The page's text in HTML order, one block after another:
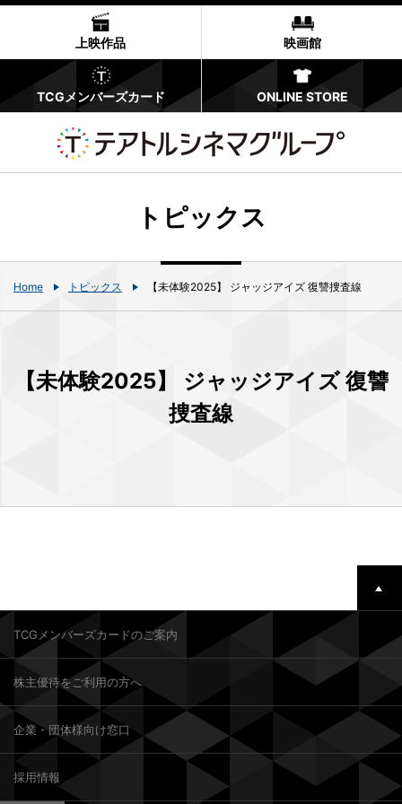
上映作品 映画館
TCGメンバーズカード ONLINE STORE
トピックス
Home トピックス 【未体験2025】 ジャッジアイズ 復讐捜査線
【未体験2025】 ジャッジアイズ 復讐
捜査線
TCGメンバーズカードのご案内
株主優待をご利用の方へ
企業・団体様向け窓口
採用情報